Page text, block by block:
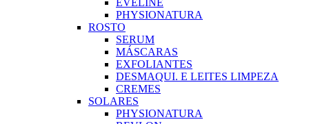
PHYSIONATURA
ROSTO
SERUM
MÁSCARAS
EXFOLIANTES
DESMAQUI. E LEITES LIMPEZA
CREMES
SOLARES
PHYSIONATURA